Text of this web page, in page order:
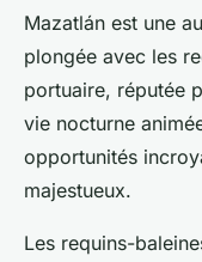
Mazatlán est une
plongée avec les
portuaire, réputée
vie nocturne
opportunités
majestueux.
Les requins-